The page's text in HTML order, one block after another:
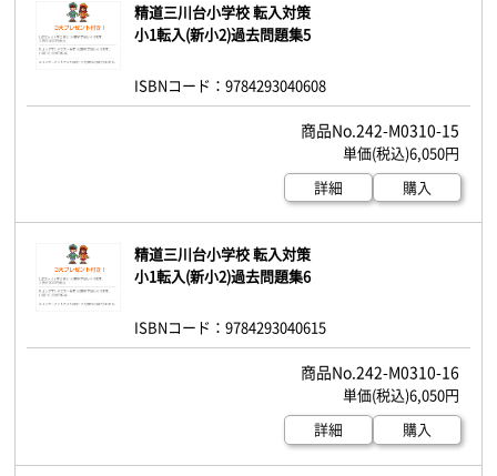
精道三川台小学校 転入対策
小1転入(新小2)過去問題集5
ISBNコード：9784293040608
242-M0310-15
6,050円
詳細
購入
精道三川台小学校 転入対策
小1転入(新小2)過去問題集6
ISBNコード：9784293040615
242-M0310-16
6,050円
詳細
購入